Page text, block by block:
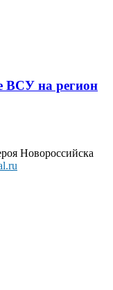
ВСУ на регион
Новороссийска